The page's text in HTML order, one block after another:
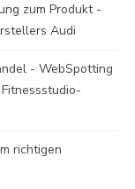
zum Produkt -
Audi
- WebSpotting
richtigen